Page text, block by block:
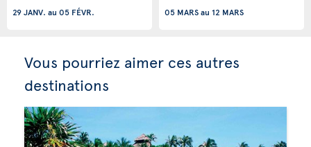
29 JANV. au 05 FÉVR.
05 MARSau 12 MARS
Vous pourriez aimer ces autres
destinations